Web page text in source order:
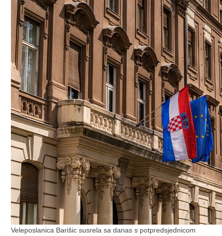
Veleposlanica Barišic susrela sa danas s potpredsjednicom